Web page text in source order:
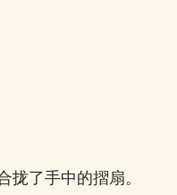
拢了手中的摺扇。